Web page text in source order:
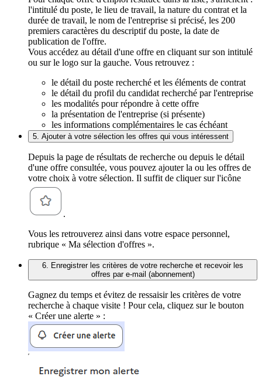
l'intitulé du poste, le lieu de travail, la nature du contrat et la
durée de travail, le nom de l'entreprise si précisé, les 200
premiers caractères du descriptif du poste, la date de
publication de l'offre.
Vous accédez au détail d'une offre en cliquant sur son intitulé
ou sur le logo sur la gauche. Vous retrouvez :
le détail du poste recherché et les éléments de contrat
le détail du profil du candidat recherché par l'entreprise
les modalités pour répondre à cette offre
la présentation de l'entreprise (si présente)
les informations complémentaires le cas échéant
5. Ajouter à votre sélection les offres qui vous intéressent
Depuis la page de résultats de recherche ou depuis le détail
d'une offre consultée, vous pouvez ajouter la ou les offres de
votre choix à votre sélection. Il suffit de cliquer sur l'icône
.
Vous les retrouverez ainsi dans votre espace personnel,
rubrique « Ma sélection d'offres ».
6. Enregistrer les critères de votre recherche et recevoir les
offres par e-mail (abonnement)
Gagnez du temps et évitez de ressaisir les critères de votre
recherche à chaque visite ! Pour cela, cliquez sur le bouton
« Créer une alerte » :